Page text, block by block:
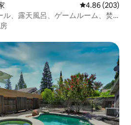
レビュー203
4.86 (203)
ル、露天風呂、ゲームルーム、焚